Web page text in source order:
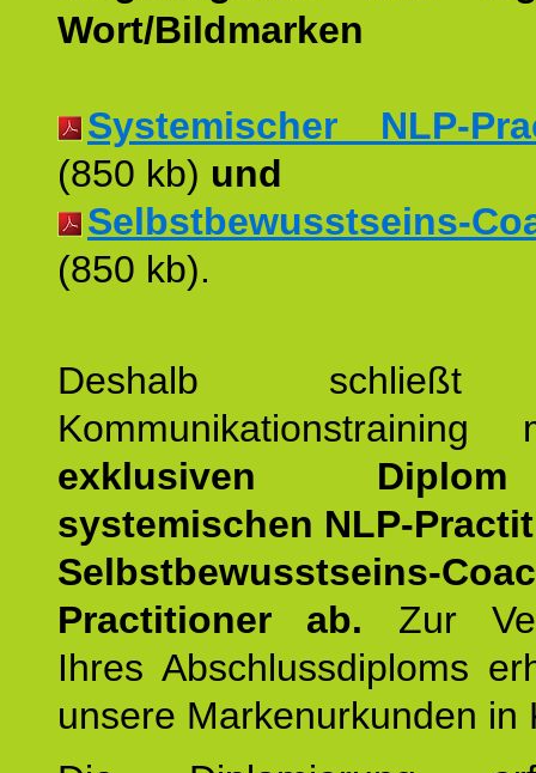
Wort/Bildmarken
Systemischer NLP-
(850 kb) und
Selbstbewusstseins-
(850 kb).
Deshalb schließt
exklusiven
systemischen NLP-
Selbstbewusstseins-
Practitioner ab. Zur
Ihres Abschlussdiploms
unsere Markenurkunden in